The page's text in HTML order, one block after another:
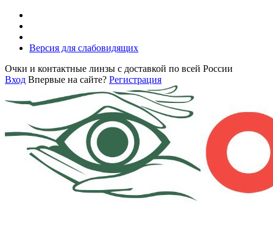
Версия для слабовидящих
Очки и контактные линзы с доставкой по всей России
Вход Впервые на сайте? Регистрация